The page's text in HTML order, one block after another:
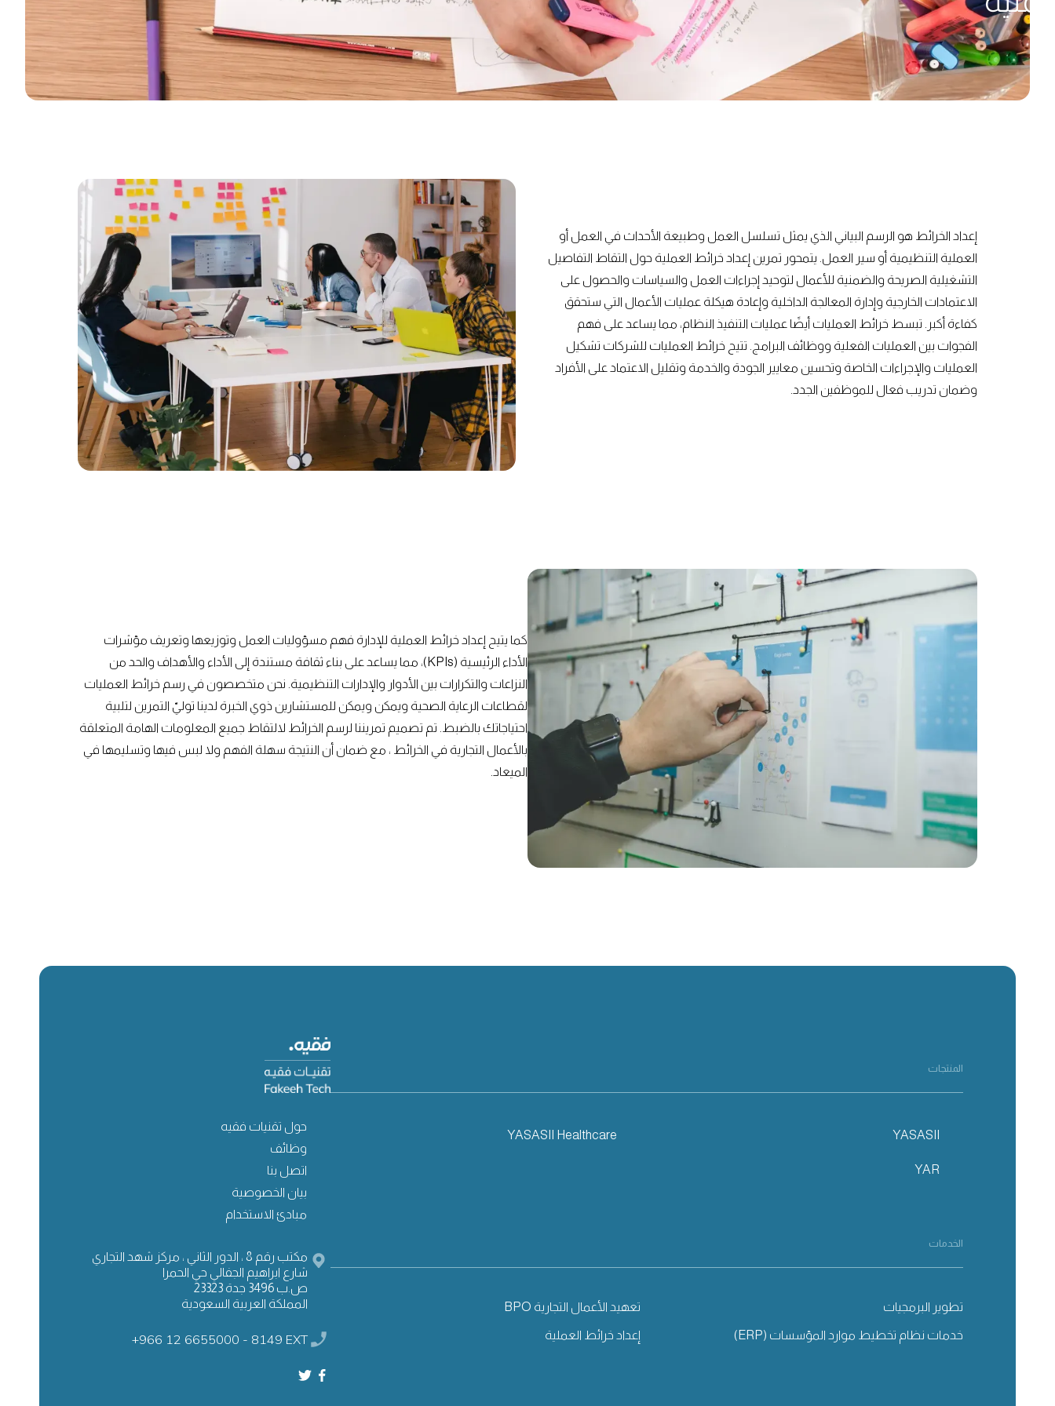
إعداد الخرائط هو الرسم البياني الذي يمثل تسلسل العمل وطبيعة الأحداث في العمل أو
العملية التنظيمية أو سير العمل. يتمحور تمرين إعداد خرائط العملية حول التقاط التفاصيل
التشغيلية الصريحة والضمنية للأعمال لتوحيد إجراءات العمل والسياسات والحصول على
الاعتمادات الخارجية وإدارة المعالجة الداخلية وإعادة هيكلة عمليات الأعمال التي ستحقق
كفاءة أكبر. تبسط خرائط العمليات أيضًا عمليات التنفيذ النظام، مما يساعد على فهم
الفجوات بين العمليات الفعلية ووظائف البرامج. تتيح خرائط العمليات للشركات تشكيل
العمليات والإجراءات الخاصة وتحسين معايير الجودة والخدمة وتقليل الاعتماد على الأفراد
وضمان تدريب فعال للموظفين الجدد.
كما يتيح إعداد خرائط العملية للإدارة فهم مسؤوليات العمل وتوزيعها وتعريف مؤشرات
الأداء الرئيسية (KPIs)، مما يساعد على بناء ثقافة مستندة إلى الأداء والأهداف والحد من
النزاعات والتكرارات بين الأدوار والإدارات التنظيمية. نحن متخصصون في رسم خرائط العمليات
لقطاعات الرعاية الصحية ويمكن ويمكن للمستشارين ذوي الخبرة لدينا توليّ التمرين لتلبية
احتياجاتك بالضبط. تم تصميم تمريننا لرسم الخرائط لالتقاط جميع المعلومات الهامة المتعلقة
بالأعمال التجارية في الخرائط ، مع ضمان أن النتيجة سهلة الفهم ولا لبس فيها وتسليمها في
الميعاد.
المنتجات
YASASII
YASASII Healthcare
YAR
الخدمات
تطوير البرمجيات تعهيد الأعمال التجارية BPO
خدمات نظام تخطيط موارد المؤسسات (ERP) إعداد خرائط العملية
حول تقنيات فقيه
وظائف
اتصل بنا
بيان الخصوصية
مبادئ الاستخدام
مكتب رقم 8 ، الدور الثاني ، مركز شهد التجاري
شارع ابراهيم الجفالي حي الحمرا
ص.ب 3496 جدة 23323
المملكة العربية السعودية
+966 12 6655000 - 8149 EXT